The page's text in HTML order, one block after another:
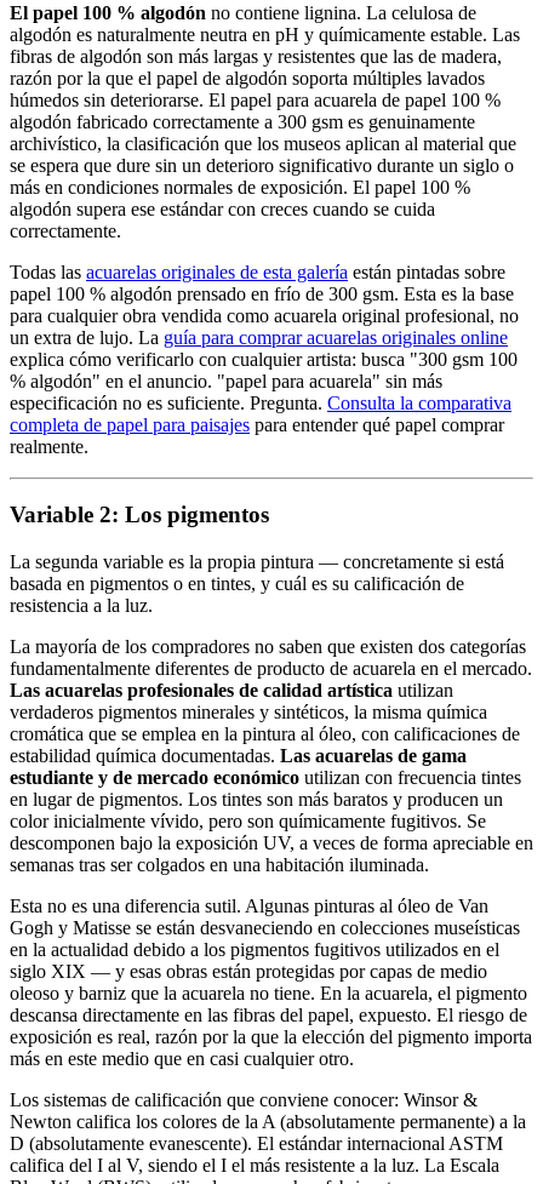
El papel 100 % algodón no contiene lignina. La celulosa de
algodón es naturalmente neutra en pH y químicamente estable. Las
fibras de algodón son más largas y resistentes que las de madera,
razón por la que el papel de algodón soporta múltiples lavados
húmedos sin deteriorarse. El papel para acuarela de papel 100 %
algodón fabricado correctamente a 300 gsm es genuinamente
archivístico, la clasificación que los museos aplican al material que
se espera que dure sin un deterioro significativo durante un siglo o
más en condiciones normales de exposición. El papel 100 %
algodón supera ese estándar con creces cuando se cuida
correctamente.
Todas las acuarelas originales de esta galería están pintadas sobre
papel 100 % algodón prensado en frío de 300 gsm. Esta es la base
para cualquier obra vendida como acuarela original profesional, no
un extra de lujo. La guía para comprar acuarelas originales online
explica cómo verificarlo con cualquier artista: busca "300 gsm 100
% algodón" en el anuncio. "papel para acuarela" sin más
especificación no es suficiente. Pregunta. Consulta la comparativa
completa de papel para paisajes para entender qué papel comprar
realmente.
Variable 2: Los pigmentos
La segunda variable es la propia pintura — concretamente si está
basada en pigmentos o en tintes, y cuál es su calificación de
resistencia a la luz.
La mayoría de los compradores no saben que existen dos categorías
fundamentalmente diferentes de producto de acuarela en el mercado.
Las acuarelas profesionales de calidad artística utilizan
verdaderos pigmentos minerales y sintéticos, la misma química
cromática que se emplea en la pintura al óleo, con calificaciones de
estabilidad química documentadas. Las acuarelas de gama
estudiante y de mercado económico utilizan con frecuencia tintes
en lugar de pigmentos. Los tintes son más baratos y producen un
color inicialmente vívido, pero son químicamente fugitivos. Se
descomponen bajo la exposición UV, a veces de forma apreciable en
semanas tras ser colgados en una habitación iluminada.
Esta no es una diferencia sutil. Algunas pinturas al óleo de Van
Gogh y Matisse se están desvaneciendo en colecciones museísticas
en la actualidad debido a los pigmentos fugitivos utilizados en el
siglo XIX — y esas obras están protegidas por capas de medio
oleoso y barniz que la acuarela no tiene. En la acuarela, el pigmento
descansa directamente en las fibras del papel, expuesto. El riesgo de
exposición es real, razón por la que la elección del pigmento importa
más en este medio que en casi cualquier otro.
Los sistemas de calificación que conviene conocer: Winsor &
Newton califica los colores de la A (absolutamente permanente) a la
D (absolutamente evanescente). El estándar internacional ASTM
califica del I al V, siendo el I el más resistente a la luz. La Escala